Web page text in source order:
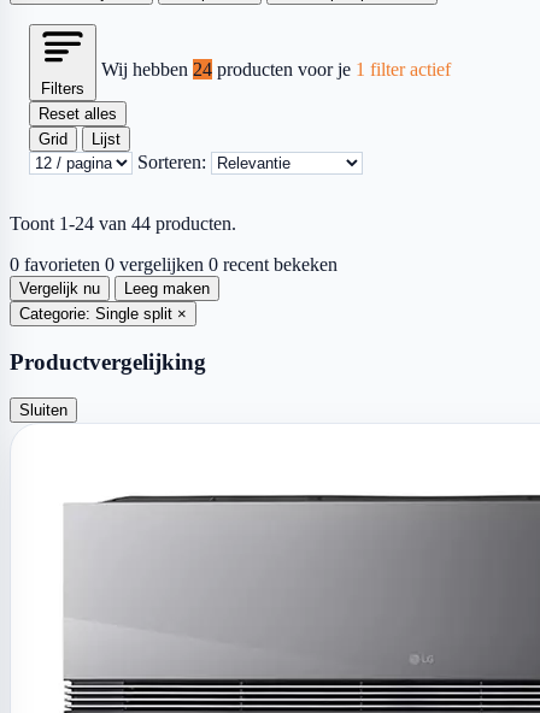
Filters
Wij hebben 24 producten voor je 1 filter actief
Reset alles
Grid
Lijst
Sorteren:
Toont 1-24 van 44 producten.
0 favorieten 0 vergelijken 0 recent bekeken
Vergelijk nu
Leeg maken
Categorie: Single split ×
Productvergelijking
Sluiten